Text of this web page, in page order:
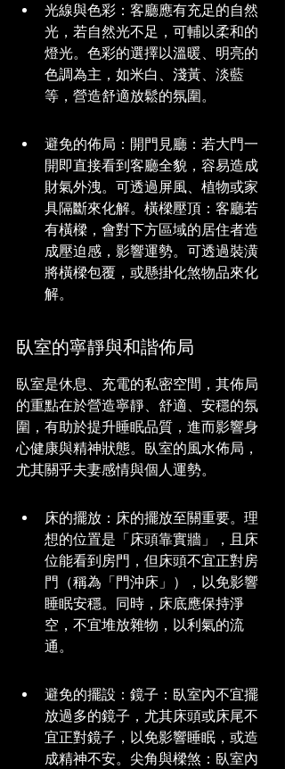
光線與色彩：客廳應有充足的自然
光，若自然光不足，可輔以柔和的
燈光。色彩的選擇以溫暖、明亮的
色調為主，如米白、淺黃、淡藍
等，營造舒適放鬆的氛圍。
避免的佈局：開門見廳：若大門一
開即直接看到客廳全貌，容易造成
財氣外洩。可透過屏風、植物或家
具隔斷來化解。橫樑壓頂：客廳若
有橫樑，會對下方區域的居住者造
成壓迫感，影響運勢。可透過裝潢
將橫樑包覆，或懸掛化煞物品來化
解。
臥室的寧靜與和諧佈局
臥室是休息、充電的私密空間，其佈局
的重點在於營造寧靜、舒適、安穩的氛
圍，有助於提升睡眠品質，進而影響身
心健康與精神狀態。臥室的風水佈局，
尤其關乎夫妻感情與個人運勢。
床的擺放：床的擺放至關重要。理
想的位置是「床頭靠實牆」，且床
位能看到房門，但床頭不宜正對房
門（稱為「門沖床」），以免影響
睡眠安穩。同時，床底應保持淨
空，不宜堆放雜物，以利氣的流
通。
避免的擺設：鏡子：臥室內不宜擺
放過多的鏡子，尤其床頭或床尾不
宜正對鏡子，以免影響睡眠，或造
成精神不安。尖角與樑煞：臥室內